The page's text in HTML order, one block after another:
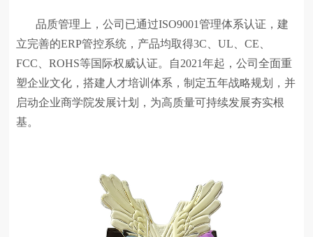
品质管理上，公司已通过ISO9001管理体系认证，建
立完善的ERP管控系统，产品均取得3C、UL、CE、
FCC、ROHS等国际权威认证。自2021年起，公司全面重
塑企业文化，搭建人才培训体系，制定五年战略规划，并
启动企业商学院发展计划，为高质量可持续发展夯实根
基。